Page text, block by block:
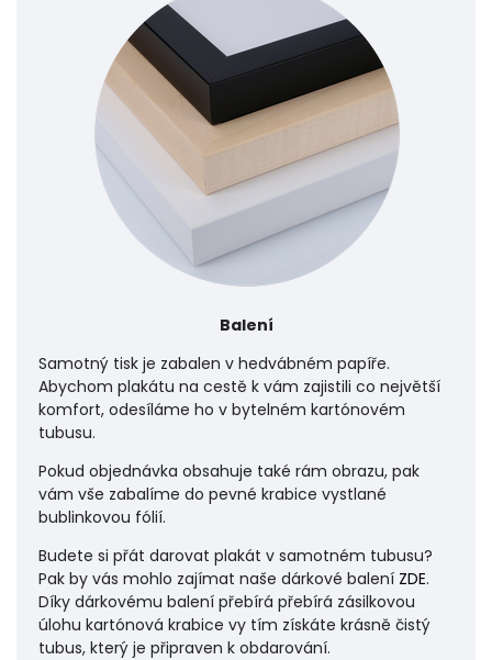
Balení
Samotný tisk je zabalen v hedvábném papíře.
Abychom plakátu na cestě k vám zajistili co největší
komfort, odesíláme ho v bytelném kartónovém
tubusu.
Pokud objednávka obsahuje také rám obrazu, pak
vám vše zabalíme do pevné krabice vystlané
bublinkovou fólií.
Budete si přát darovat plakát v samotném tubusu?
Pak by vás mohlo zajímat naše dárkové balení ZDE.
Díky dárkovému balení přebírá přebírá zásilkovou
úlohu kartónová krabice vy tím získáte krásně čistý
tubus, který je připraven k obdarování.